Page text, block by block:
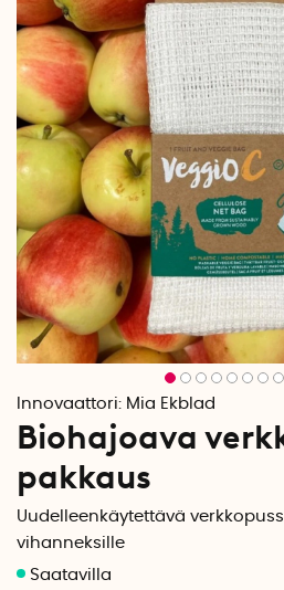
Innovaattori: Mia Ekblad
Biohajoava
pakkaus
Uudelleenkäytettävä
vihanneksille